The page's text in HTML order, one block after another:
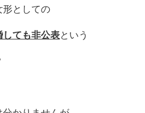
形としての
しても非公表という